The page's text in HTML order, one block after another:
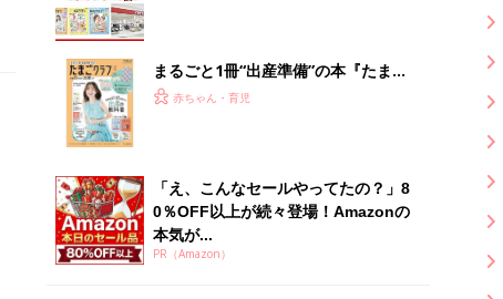
まるごと1冊“出産準備”の本『たまご
クラブ 夏号』〈スペシャル大特集〉
赤ちゃん・育児
「え、こんなセールやってたの？」8
0％OFF以上が続々登場！Amazonの
本気が...
PR（Amazon）